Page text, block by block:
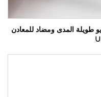
طويلة المدى ومضاد للمعادن